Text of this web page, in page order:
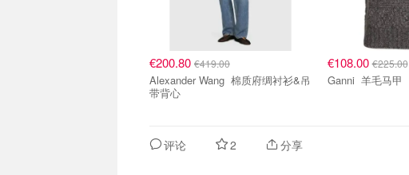
€200.80 €419.00
Alexander Wang 棉质府绸衬衫&吊
带背心
€108.00€225.00
Ganni 羊毛马甲
评论 2 分享